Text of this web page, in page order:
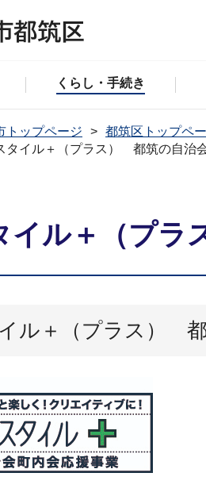
くらし・手続き
トップページ 都筑区トップペ
タイル＋（プラス） 都筑の自治
イル＋（プラ
ル＋（プラス）